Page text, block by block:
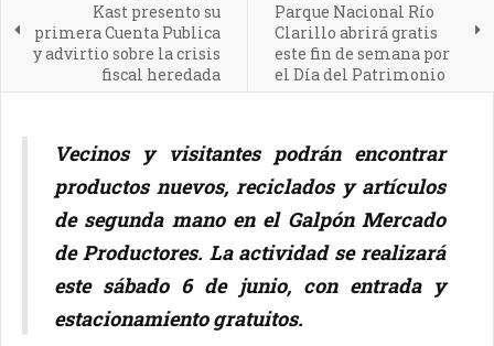
Kast presento su
primera Cuenta Publica
y advirtio sobre la crisis
fiscal heredada
Parque Nacional Río
Clarillo abrirá gratis
este fin de semana por
el Día del Patrimonio
Vecinos y visitantes podrán encontrar
productos nuevos, reciclados y artículos
de segunda mano en el Galpón Mercado
de Productores. La actividad se realizará
este sábado 6 de junio, con entrada y
estacionamiento gratuitos.